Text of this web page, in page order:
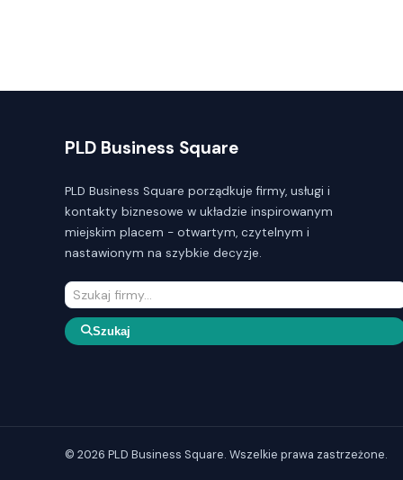
PLD Business Square
PLD Business Square porządkuje firmy, usługi i
kontakty biznesowe w układzie inspirowanym
miejskim placem - otwartym, czytelnym i
nastawionym na szybkie decyzje.
Szukaj
© 2026 PLD Business Square. Wszelkie prawa zastrzeżone.